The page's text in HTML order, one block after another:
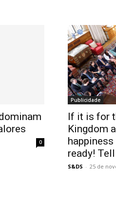
0
Publicidade
If it is for
Kingdom
ready!
S&DS - 25 de